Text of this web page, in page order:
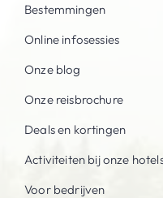
Bestemmingen
Online infosessies
Onze blog
Onze reisbrochure
Deals en kortingen
Activiteiten bij onze
Voor bedrijven